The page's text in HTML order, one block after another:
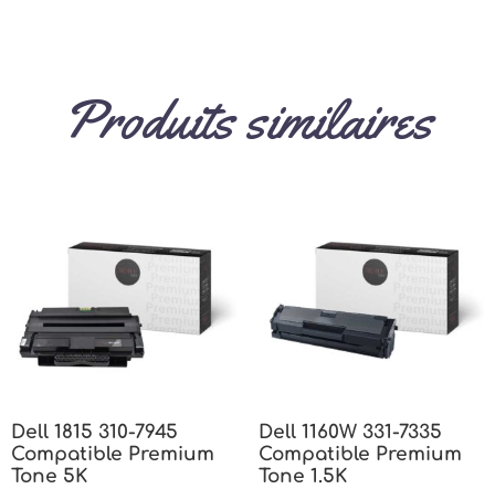
Produits similaires
Dell 1815 310-7945
Compatible Premium
Tone 5K
Dell 1160W 331-7335
Compatible Premium
Tone 1.5K